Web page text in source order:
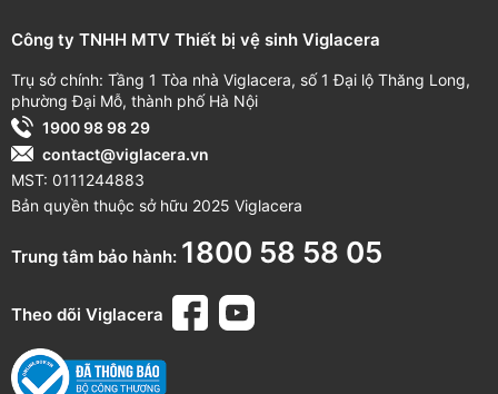
Công ty TNHH MTV Thiết bị vệ sinh Viglacera
Trụ sở chính: Tầng 1 Tòa nhà Viglacera, số 1 Đại lộ Thăng Long,
phường Đại Mỗ, thành phố Hà Nội
1900 98 98 29
contact@viglacera.vn
MST: 0111244883
Bản quyền thuộc sở hữu 2025 Viglacera
Trung tâm bảo hành: 1800 58 58 05
Theo dõi Viglacera